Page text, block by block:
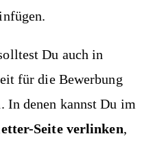
Du auch in
für die Bewerbung
In denen kannst Du im
Seite verlinken,